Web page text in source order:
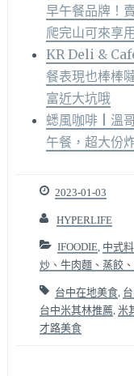
早午餐品牌！
爬完山可來享
KR Deli &
餐表現也棒棒
富近大坑哦
蟋風咖啡 | 溫
午餐，超大份
2023-01-03
HYPERLIFE
IFOODIE, 中式
炒、牛肉麵、蒸餃
台中在地美食,
台中米其林推薦, 米
才路美食